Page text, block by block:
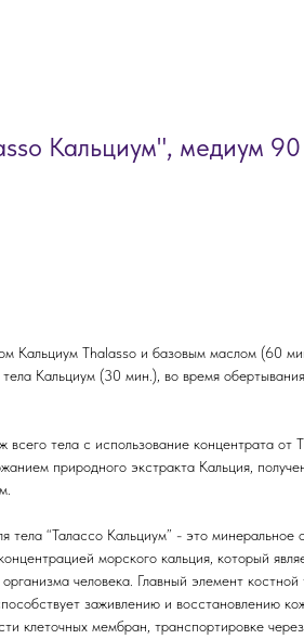
Кальциум", медиум
Кальциум Thalasso и базовым маслом (60
тела Кальциум (30 мин.), во время
всего тела с использование концентрата от
природного экстракта Кальция,
тела “Талассо Кальциум” - это минеральное
морского кальция, который
человека. Главный элемент костной
заживлению и восстановлению
клеточных мембран, транспортировке